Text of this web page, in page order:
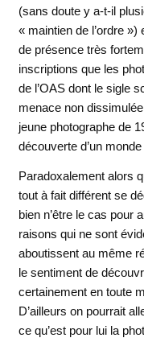
(sans doute y a-t-il
« maintien de l’ordre
de présence très
inscriptions que les
de l’OAS dont le sigle
menace non
jeune photographe de
découverte d’un
Paradoxalement alors
tout à fait différent se
bien n’être le cas pour
raisons qui ne sont
aboutissent au même
le sentiment de
certainement en toute
D’ailleurs on pourrait
ce qu’est pour lui la